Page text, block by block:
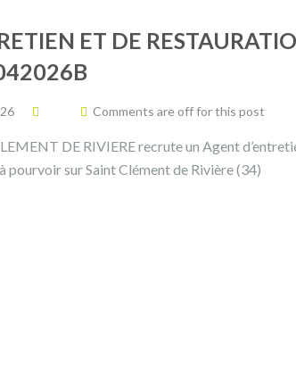
ET DE
Comments are off for this post
DE RIVIERE recrute un Agent
pourvoir sur Saint Clément de Rivière (34)